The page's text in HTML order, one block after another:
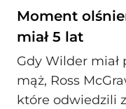
Moment
miał 5 lat
Gdy Wilder miał
mąż, Ross
które odwiedzili